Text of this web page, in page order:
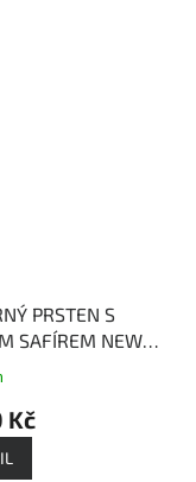
PRSTEN S
SAFÍREM NEW
Kč